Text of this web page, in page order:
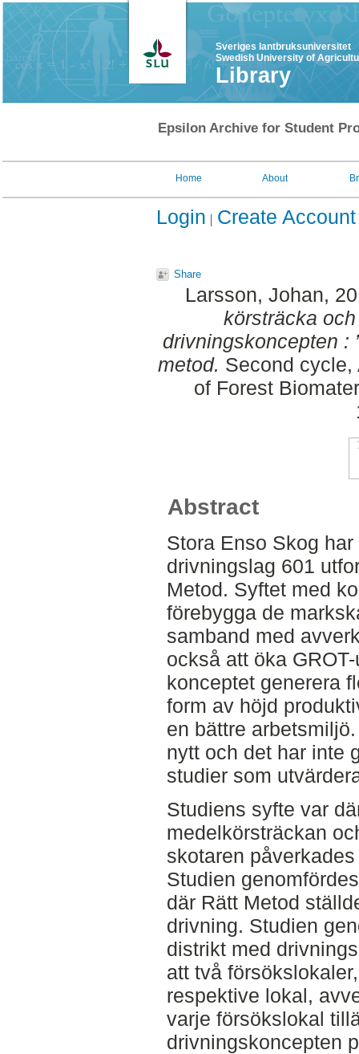
Sveriges lantbruksuniversitet
Swedish University of
Library
Epsilon Archive for Student
Home About
Login Create Account
Share
Larsson, Johan,
körsträcka
drivningskoncepten :
metod. Second cycle,
of Forest
Abstract
Stora Enso Skog
drivningslag 601
Metod. Syftet med
förebygga de
samband med
också att öka
konceptet generera
form av höjd
en bättre
nytt och det har inte
studier som
Studiens syfte var
medelkörsträckan
skotaren
Studien
där Rätt Metod
drivning. Studien
distrikt med
att två
respektive lokal,
varje försökslokal
drivningskoncepten